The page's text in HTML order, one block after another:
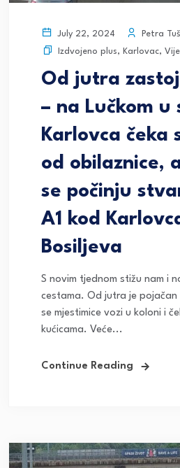
July 22, 2024
Petra
Izdvojeno plus, Karlovac,
Od jutra
– na Lučkom u
Karlovca čeka
od obilaznice,
se počinju
A1 kod
Bosiljeva
S novim tjednom stižu nam i
cestama. Od jutra je
se mjestimice vozi u koloni i
kućicama. Veće...
Continue Reading